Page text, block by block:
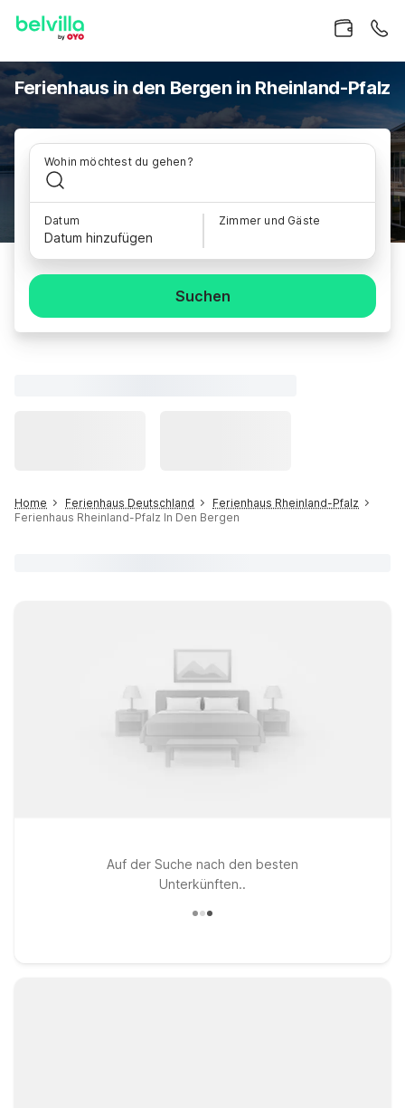
Ferienhaus in den Bergen in Rheinland-Pfalz
Wohin möchtest du gehen?
Datum
Datum hinzufügen
Zimmer und Gäste
Suchen
Home Ferienhaus Deutschland
Ferienhaus Rheinland-Pfalz
Ferienhaus Rheinland-Pfalz In Den Bergen
Auf der Suche nach den besten
Unterkünften..